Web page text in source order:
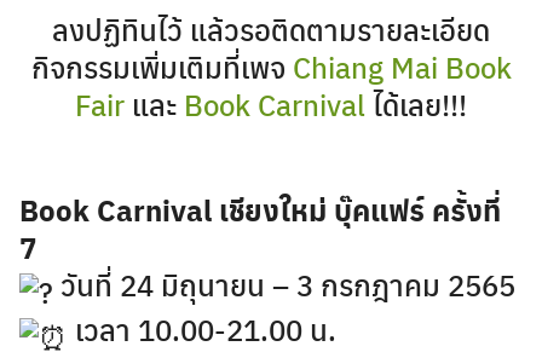
ลงปฏิทินไว้ แล้วรอติดตามรายละเอียด
กิจกรรมเพิ่มเติมที่เพจ Chiang Mai Book
Fair และ Book Carnivalได้เลย!!!
Book Carnival เชียงใหม่ บุ๊คแฟร์ ครั้งที่
7
วันที่ 24 มิถุนายน – 3 กรกฎาคม 2565
เวลา 10.00-21.00 น.